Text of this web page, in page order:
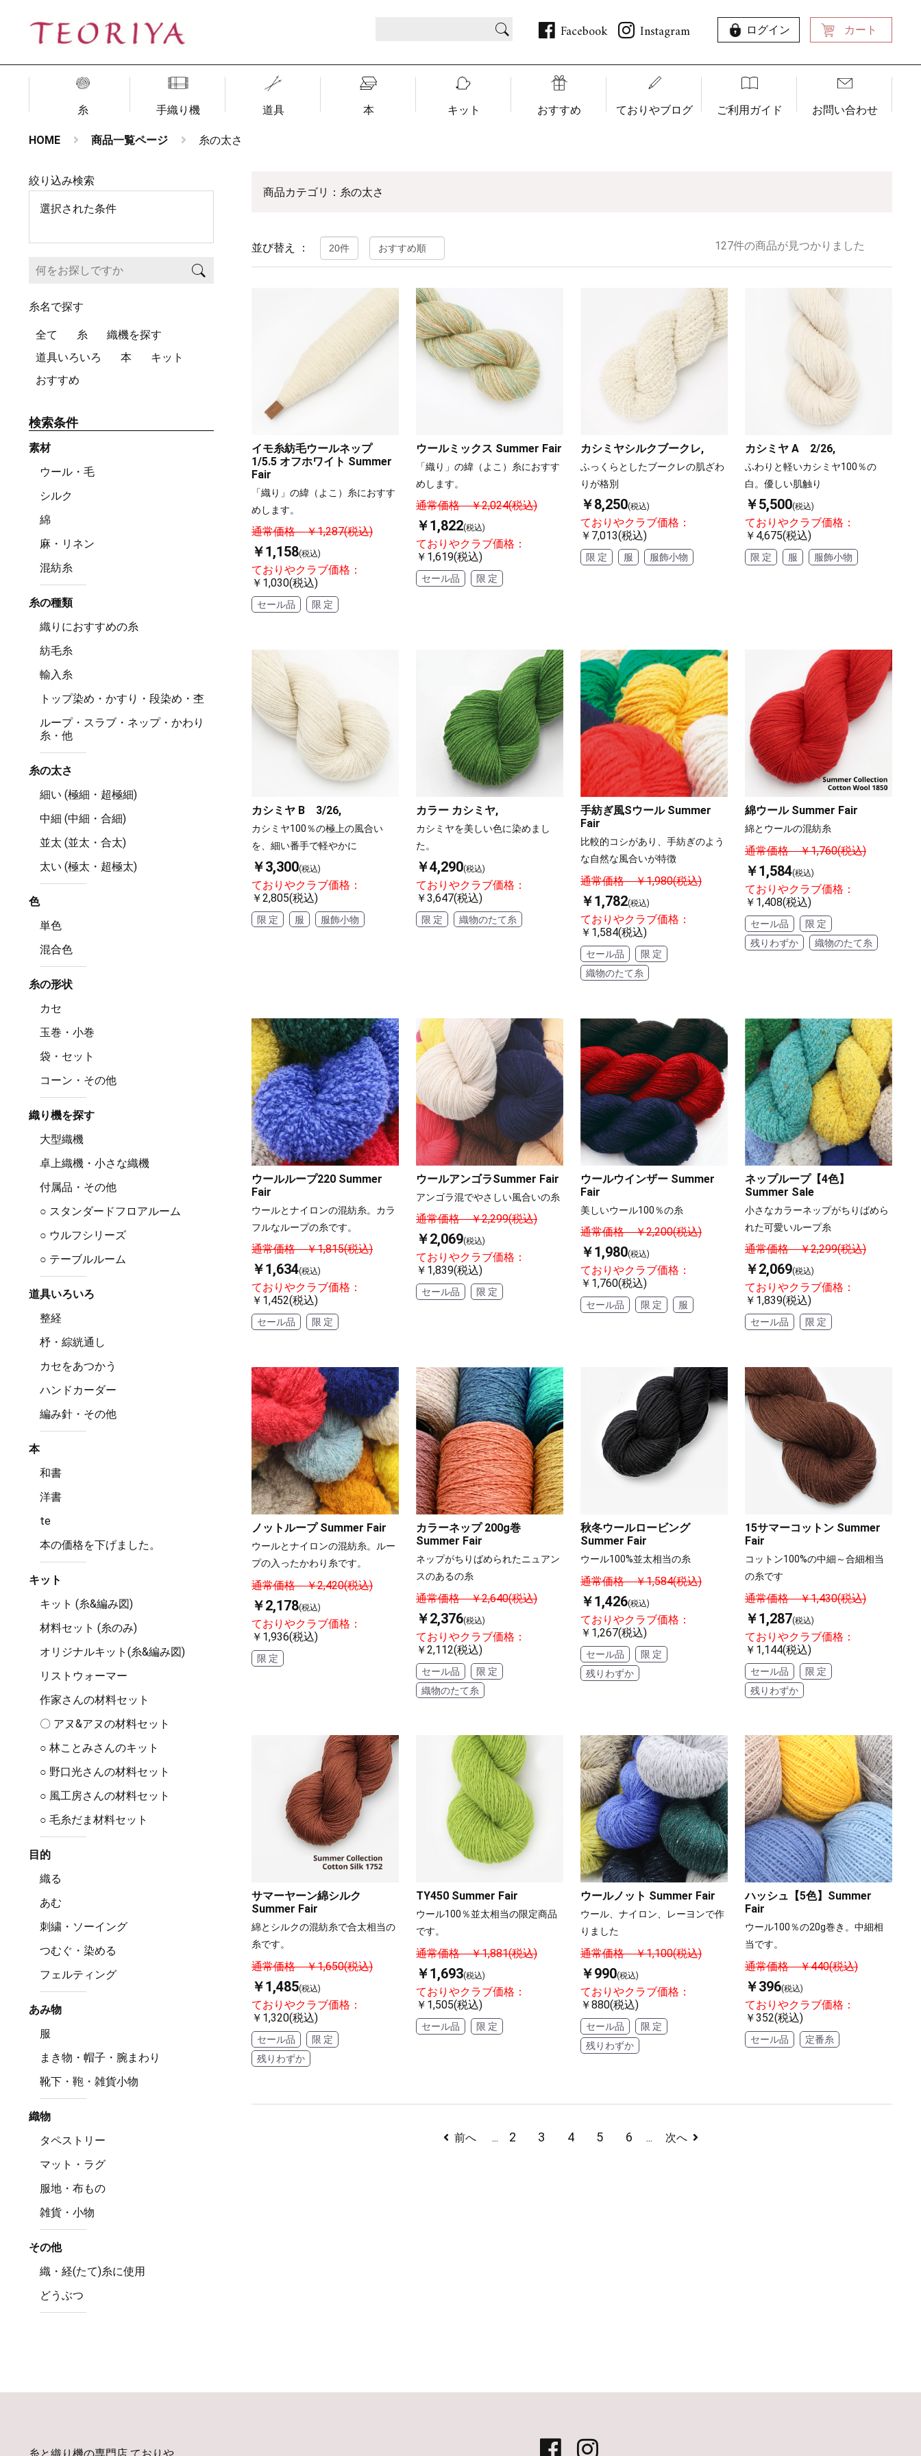
Facebook Instagram ログイン カート
糸 手織り機 道具 本 キット おすすめ ておりやブログ ご利用ガイド お問い合わせ
HOME 商品一覧ページ 糸の太さ
商品カテゴリ：糸の太さ
並び替え ： 127件の商品が見つかりました
イモ糸紡毛ウールネップ
1/5.5 オフホワイト Summer
Fair
「織り」の緯（よこ）糸におすす
めします。
通常価格 ￥1,287(税込)
￥1,158(税込)
ておりやクラブ価格：
￥1,030(税込)
セール品 限 定
ウールミックス Summer Fair
「織り」の緯（よこ）糸におすす
めします。
通常価格 ￥2,024(税込)
￥1,822(税込)
ておりやクラブ価格：
￥1,619(税込)
セール品 限 定
カシミヤシルクブークレ,
ふっくらとしたブークレの肌ざわ
りが格別
￥8,250(税込)
ておりやクラブ価格：
￥7,013(税込)
限 定 服 服飾小物
カシミヤ A 2/26,
ふわりと軽いカシミヤ100％の
白。優しい肌触り
￥5,500(税込)
ておりやクラブ価格：
￥4,675(税込)
限 定 服 服飾小物
カシミヤ B 3/26,
カシミヤ100％の極上の風合い
を、細い番手で軽やかに
￥3,300(税込)
ておりやクラブ価格：
￥2,805(税込)
限 定 服 服飾小物
カラー カシミヤ,
カシミヤを美しい色に染めまし
た。
￥4,290(税込)
ておりやクラブ価格：
￥3,647(税込)
限 定 織物のたて糸
手紡ぎ風Sウール Summer
Fair
比較的コシがあり、手紡ぎのよう
な自然な風合いが特徴
通常価格 ￥1,980(税込)
￥1,782(税込)
ておりやクラブ価格：
￥1,584(税込)
セール品
限 定
織物のたて糸
綿ウール Summer Fair
綿とウールの混紡糸
通常価格 ￥1,760(税込)
￥1,584(税込)
ておりやクラブ価格：
￥1,408(税込)
セール品
限 定
残りわずか
織物のたて糸
ウールループ220 Summer
Fair
ウールとナイロンの混紡糸。カラ
フルなループの糸です。
通常価格 ￥1,815(税込)
￥1,634(税込)
ておりやクラブ価格：
￥1,452(税込)
セール品 限 定
ウールアンゴラSummer Fair
アンゴラ混でやさしい風合いの糸
通常価格 ￥2,299(税込)
￥2,069(税込)
ておりやクラブ価格：
￥1,839(税込)
セール品 限 定
ウールウインザー Summer
Fair
美しいウール100％の糸
通常価格 ￥2,200(税込)
￥1,980(税込)
ておりやクラブ価格：
￥1,760(税込)
セール品 限 定 服
ネップループ【4色】
Summer Sale
小さなカラーネップがちりばめら
れた可愛いループ糸
通常価格 ￥2,299(税込)
￥2,069(税込)
ておりやクラブ価格：
￥1,839(税込)
セール品 限 定
ノットループ Summer Fair
ウールとナイロンの混紡糸。ルー
プの入ったかわり糸です。
通常価格 ￥2,420(税込)
￥2,178(税込)
ておりやクラブ価格：
￥1,936(税込)
限 定
カラーネップ 200g巻
Summer Fair
ネップがちりばめられたニュアン
スのあるの糸
通常価格 ￥2,640(税込)
￥2,376(税込)
ておりやクラブ価格：
￥2,112(税込)
セール品
限 定
織物のたて糸
秋冬ウールロービング
Summer Fair
ウール100%並太相当の糸
通常価格 ￥1,584(税込)
￥1,426(税込)
ておりやクラブ価格：
￥1,267(税込)
セール品
限 定
残りわずか
15サマーコットン Summer
Fair
コットン100%の中細～合細相当
の糸です
通常価格 ￥1,430(税込)
￥1,287(税込)
ておりやクラブ価格：
￥1,144(税込)
セール品
限 定
残りわずか
サマーヤーン綿シルク
Summer Fair
綿とシルクの混紡糸で合太相当の
糸です。
通常価格 ￥1,650(税込)
￥1,485(税込)
ておりやクラブ価格：
￥1,320(税込)
セール品
限 定
残りわずか
TY450 Summer Fair
ウール100％並太相当の限定商品
です。
通常価格 ￥1,881(税込)
￥1,693(税込)
ておりやクラブ価格：
￥1,505(税込)
セール品 限 定
ウールノット Summer Fair
ウール、ナイロン、レーヨンで作
りました
通常価格 ￥1,100(税込)
￥990(税込)
ておりやクラブ価格：
￥880(税込)
セール品
限 定
残りわずか
ハッシュ【5色】Summer
Fair
ウール100％の20g巻き。中細相
当です。
通常価格 ￥440(税込)
￥396(税込)
ておりやクラブ価格：
￥352(税込)
セール品 定番糸
前へ ... 2 3 4 5 6 ... 次へ
絞り込み検索
選択された条件
糸名で探す
全て 糸
織機を探す
道具いろいろ
本
キット
おすすめ
検索条件
素材
ウール・毛
シルク
綿
麻・リネン
混紡糸
糸の種類
織りにおすすめの糸
紡毛糸
輸入糸
トップ染め・かすり・段染め・杢
ループ・スラブ・ネップ・かわり
糸・他
糸の太さ
細い (極細・超極細)
中細 (中細・合細)
並太 (並太・合太)
太い (極太・超極太)
色
単色
混合色
糸の形状
カセ
玉巻・小巻
袋・セット
コーン・その他
織り機を探す
大型織機
卓上織機・小さな織機
付属品・その他
○ スタンダードフロアルーム
○ ウルフシリーズ
○ テーブルルーム
道具いろいろ
整経
杼・綜絖通し
カセをあつかう
ハンドカーダー
編み針・その他
本
和書
洋書
te
本の価格を下げました。
キット
キット (糸&編み図)
材料セット (糸のみ)
オリジナルキット(糸&編み図)
リストウォーマー
作家さんの材料セット
〇 アヌ&アヌの材料セット
○ 林ことみさんのキット
○ 野口光さんの材料セット
○ 風工房さんの材料セット
○ 毛糸だま材料セット
目的
織る
あむ
刺繍・ソーイング
つむぐ・染める
フェルティング
あみ物
服
まき物・帽子・腕まわり
靴下・鞄・雑貨小物
織物
タペストリー
マット・ラグ
服地・布もの
雑貨・小物
その他
織・経(たて)糸に使用
どうぶつ